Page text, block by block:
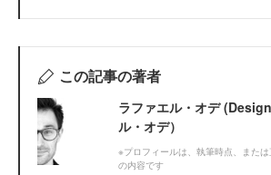
この記事の著者
ラファエル・オデ
ル・オデ）
※プロフィールは、執筆時点、また
の内容です